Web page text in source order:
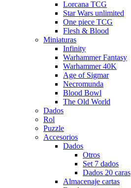
Lorcana TCG
Star Wars unlimited
One piece TCG
Flesh & Blood
Miniaturas
Infinity
Warhammer Fantasy
Warhammer 40K
Age of Sigmar
Necromunda
Blood Bowl
The Old World
Dados
Rol
Puzzle
Accesorios
Dados
Otros
Set 7 dados
Dados 20 caras
Almacenaje cartas